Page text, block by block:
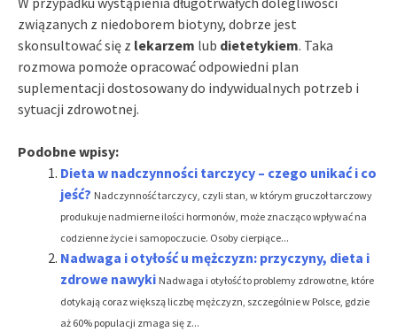
związanych z niedoborem biotyny, dobrze jest
skonsultować się z lekarzem lub dietetykiem. Taka
rozmowa pomoże opracować odpowiedni plan
suplementacji dostosowany do indywidualnych potrzeb i
sytuacji zdrowotnej.
Podobne wpisy:
Dieta w nadczynności tarczycy – czego unikać i co
jeść? Nadczynność tarczycy, czyli stan, w którym gruczoł tarczowy
produkuje nadmierne ilości hormonów, może znacząco wpływać na
codzienne życie i samopoczucie. Osoby cierpiące...
Nadwaga i otyłość u mężczyzn: przyczyny, dieta i
zdrowe nawyki Nadwaga i otyłość to problemy zdrowotne, które
dotykają coraz większą liczbę mężczyzn, szczególnie w Polsce, gdzie
aż 60% populacji zmaga się z...